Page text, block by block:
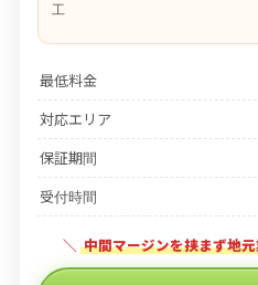
工
最低料金
対応エリア
保証期間
受付時間
＼ 中間マージンを挟まず地